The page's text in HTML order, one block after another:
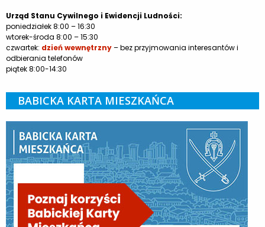
Urząd Stanu Cywilnego i Ewidencji Ludności:
poniedziałek 8:00 – 16:30
wtorek-środa 8:00 – 15:30
czwartek: dzień wewnętrzny– bez przyjmowania interesantów i
odbierania telefonów
piątek 8:00-14:30
BABICKA KARTA MIESZKAŃCA